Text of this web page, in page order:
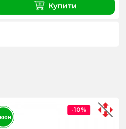
Купити
-10%